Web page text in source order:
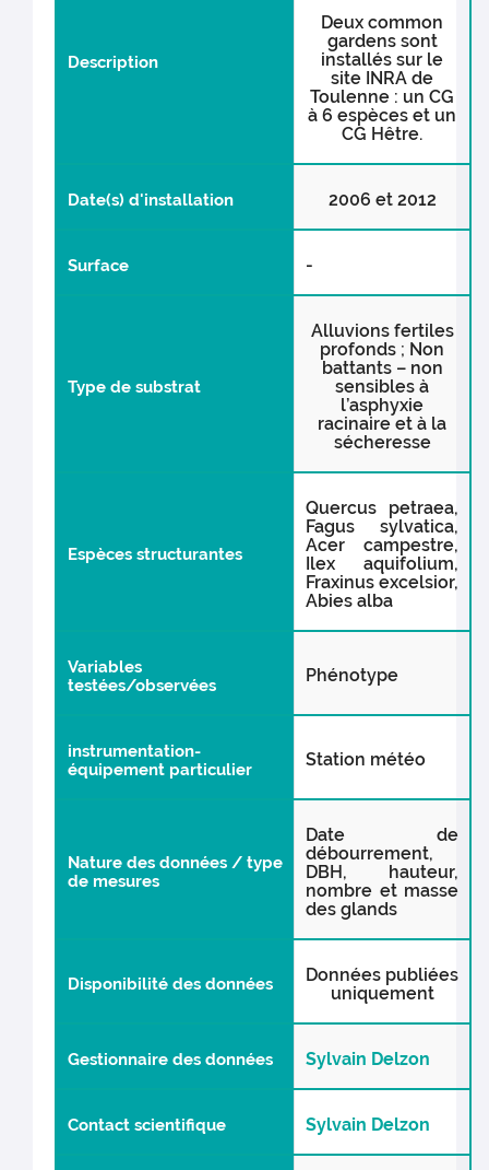
Description
Deux common
gardens sont
installés sur le
site INRA de
Toulenne : un CG
à 6 espèces et un
CG Hêtre.
Date(s) d'installation 2006 et 2012
Surface -
Type de substrat
Alluvions fertiles
profonds ; Non
battants – non
sensibles à
l’asphyxie
racinaire et à la
sécheresse
Espèces structurantes
Quercus petraea,
Fagus sylvatica,
Acer campestre,
Ilex aquifolium,
Fraxinus excelsior,
Abies alba
Variables
testées/observées
Phénotype
instrumentation-
équipement particulier
Station météo
Nature des données / type
de mesures
Date de
débourrement,
DBH, hauteur,
nombre et masse
des glands
Disponibilité des données
Données publiées
uniquement
Gestionnaire des données Sylvain Delzon
Contact scientifique Sylvain Delzon